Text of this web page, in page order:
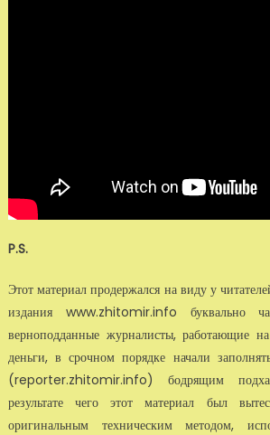
P.S.
Этот материал продержался на виду у
издания www.zhitomir.info буквально
верноподданные журналисты, работающие
деньги, в срочном порядке начали
(reporter.zhitomir.info) бодрящим
результате чего этот материал был
оригинальным техническим методом,